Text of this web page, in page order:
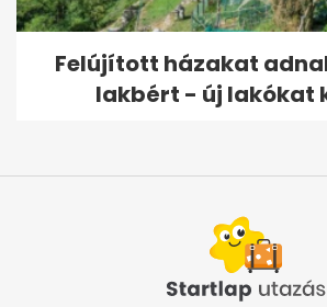
Felújított házakat
lakbért - új lakókat